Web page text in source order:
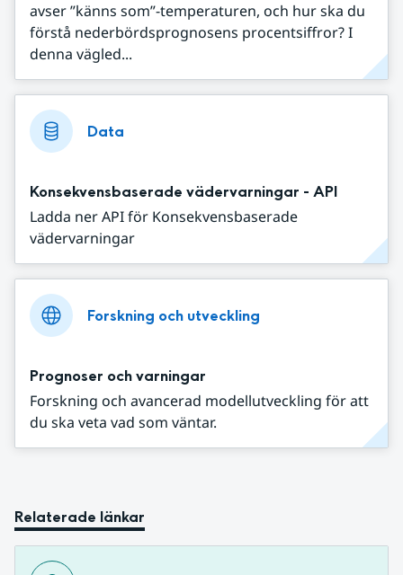
avser ”känns som”-temperaturen, och hur ska du
förstå nederbördsprognosens procentsiffror? I
denna vägled...
Data
Konsekvensbaserade vädervarningar - API
Ladda ner API för Konsekvensbaserade
vädervarningar
Forskning och utveckling
Prognoser och varningar
Forskning och avancerad modellutveckling för att
du ska veta vad som väntar.
Relaterade länkar